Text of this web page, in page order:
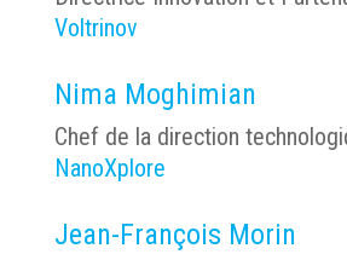
Voltrinov
Nima Moghimian
Chef de la direction
NanoXplore
Jean-François Morin